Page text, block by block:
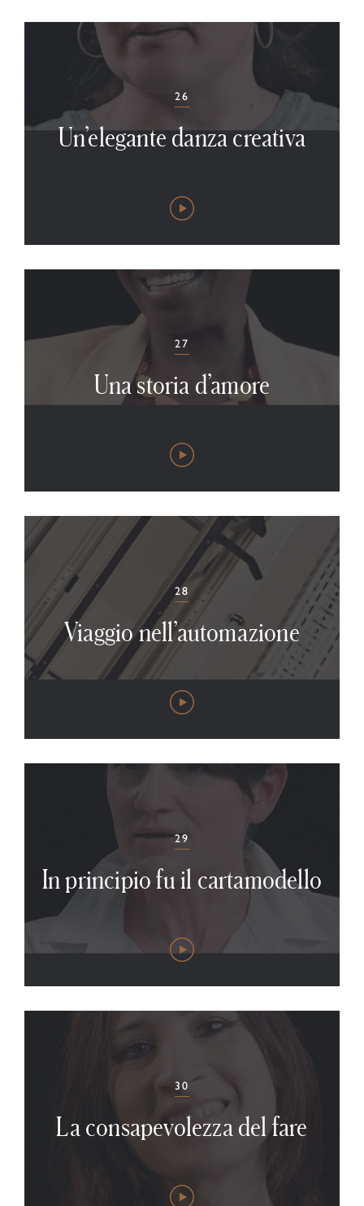
26
Un’elegante danza creativa
27
Una storia d’amore
28
Viaggio nell’automazione
29
In principio fu il cartamodello
30
La consapevolezza del fare